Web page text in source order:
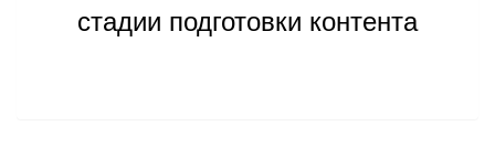
стадии подготовки контента